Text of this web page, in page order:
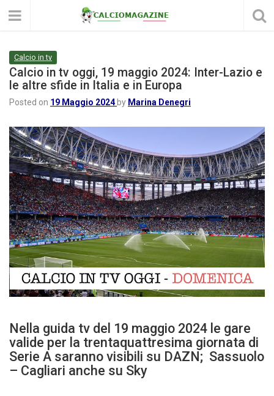
Calcio in tv
Calcio in tv oggi, 19 maggio 2024: Inter-Lazio e
le altre sfide in Italia e in Europa
Posted on 19 Maggio 2024 by Marina Denegri
Nella guida tv del 19 maggio 2024 le gare
valide per la trentaquattresima giornata di
Serie A saranno visibili su DAZN; Sassuolo
– Cagliari anche su Sky